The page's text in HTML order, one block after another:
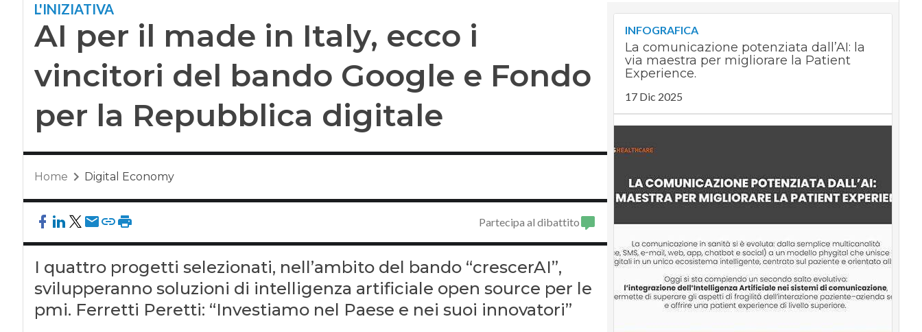
Digitale
economy
Intelligenza
Le
Privacy
L'INIZIATIVA
AI per il made in Italy, ecco i
vincitori del bando Google e Fondo
per la Repubblica digitale
Home Digital Economy
Partecipa al dibattito
I quattro progetti selezionati, nell’ambito del bando “crescerAI”,
svilupperanno soluzioni di intelligenza artificiale open source per le
pmi. Ferretti Peretti: “Investiamo nel Paese e nei suoi innovatori”
INFOGRAFICA
La comunicazione potenziata dall’AI: la
via maestra per migliorare la Patient
Experience.
17 Dic 2025